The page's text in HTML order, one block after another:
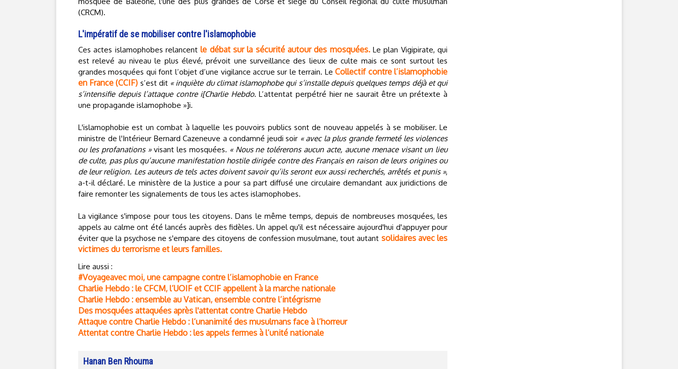
(CRCM).
L'impératif de se mobiliser contre l'islamophobie
Ces actes islamophobes relancentle débat sur la sécurité autour des mosquées.Le plan Vigipirate, qui
est relevé au niveau le plus élevé, prévoit une surveillance des lieux de culte mais ce sont surtout les
grandes mosquées qui font l’objet d’une vigilance accrue sur le terrain. LeCollectif contre l’islamophobie
en France (CCIF) s’est dit « inquiète du climat islamophobe qui s’installe depuis quelques temps déjà et qui
s’intensifie depuis l’attaque contre i[Charlie Hebdo. L’attentat perpétré hier ne saurait être un prétexte à
une propagande islamophobe »]i.
L'islamophobie est un combat à laquelle les pouvoirs publics sont de nouveau appelés à se mobiliser. Le
ministre de l'Intérieur Bernard Cazeneuve a condamné jeudi soir « avec la plus grande fermeté les violences
ou les profanations »visant les mosquées. « Nous ne tolérerons aucun acte, aucune menace visant un lieu
de culte, pas plus qu’aucune manifestation hostile dirigée contre des Français en raison de leurs origines ou
de leur religion. Les auteurs de tels actes doivent savoir qu’ils seront eux aussi recherchés, arrêtés et punis »,
a-t-il déclaré. Le ministère de la Justice a pour sa part diffusé une circulaire demandant aux juridictions de
faire remonter les signalements de tous les actes islamophobes.
La vigilance s'impose pour tous les citoyens. Dans le même temps, depuis de nombreuses mosquées, les
appels au calme ont été lancés auprès des fidèles. Un appel qu'il est nécessaire aujourd'hui d'appuyer pour
éviter que la psychose ne s'empare des citoyens de confession musulmane, tout autant solidaires avec les
victimes du terrorisme et leurs familles.
Lire aussi :
#Voyageavec moi, une campagne contre l’islamophobie en France
Charlie Hebdo : le CFCM, l’UOIF et CCIF appellent à la marche nationale
Charlie Hebdo : ensemble au Vatican, ensemble contre l’intégrisme
Des mosquées attaquées après l'attentat contre Charlie Hebdo
Attaque contre Charlie Hebdo : l’unanimité des musulmans face à l’horreur
Attentat contre Charlie Hebdo : les appels fermes à l’unité nationale
Hanan Ben Rhouma